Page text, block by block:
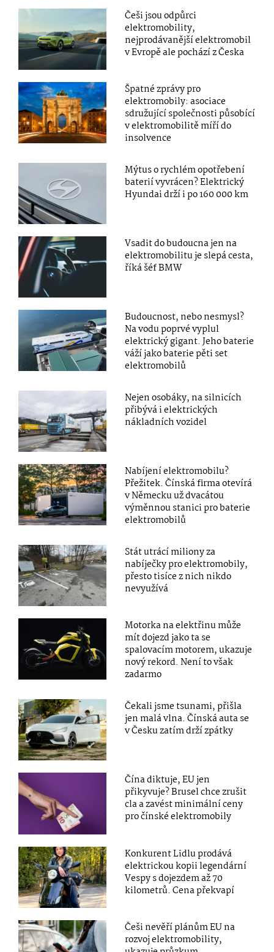
Češi jsou odpůrci
elektromobility,
nejprodávanější elektromobil
v Evropě ale pochází z Česka
Špatné zprávy pro
elektromobily: asociace
sdružující společnosti působící
v elektromobilitě míří do
insolvence
Mýtus o rychlém opotřebení
baterií vyvrácen? Elektrický
Hyundai drží i po 160 000 km
Vsadit do budoucna jen na
elektromobilitu je slepá cesta,
říká šéf BMW
Budoucnost, nebo nesmysl?
Na vodu poprvé vyplul
elektrický gigant. Jeho baterie
váží jako baterie pěti set
elektromobilů
Nejen osobáky, na silnicích
přibývá i elektrických
nákladních vozidel
Nabíjení elektromobilu?
Přežitek. Čínská firma otevírá
v Německu už dvacátou
výměnnou stanici pro baterie
elektromobilů
Stát utrácí miliony za
nabíječky pro elektromobily,
přesto tisíce z nich nikdo
nevyužívá
Motorka na elektřinu může
mít dojezd jako ta se
spalovacím motorem, ukazuje
nový rekord. Není to však
zadarmo
Čekali jsme tsunami, přišla
jen malá vlna. Čínská auta se
v Česku zatím drží zpátky
Čína diktuje, EU jen
přikyvuje? Brusel chce zrušit
cla a zavést minimální ceny
pro čínské elektromobily
Konkurent Lidlu prodává
elektrickou kopii legendární
Vespy s dojezdem až 70
kilometrů. Cena překvapí
Češi nevěří plánům EU na
rozvoj elektromobility,